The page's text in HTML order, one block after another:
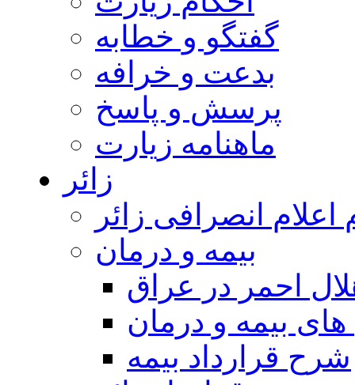
گفتگو و خطابه
بدعت و خرافه
پرسش و پاسخ
ماهنامه زیارت
زائر
اعلام انصرافی زائر
بيمه و درمان
احمر در عراق
بیمه و درمان
شرح قرارداد بیمه